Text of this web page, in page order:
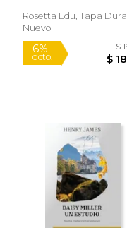
6%
Rosetta Edu, Tapa Dura,
Nuevo